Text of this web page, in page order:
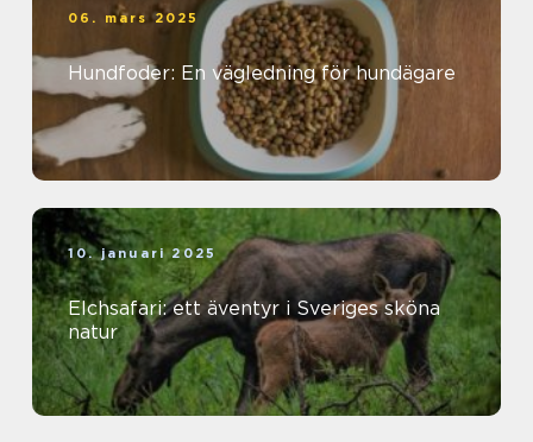
06. mars 2025
Hundfoder: En vägledning för hundägare
10. januari 2025
Elchsafari: ett äventyr i Sveriges sköna
natur